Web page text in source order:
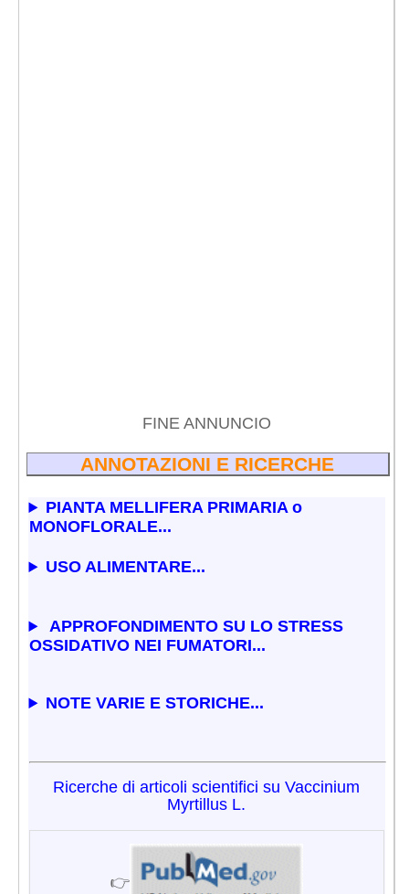
FINE ANNUNCIO
ANNOTAZIONI E RICERCHE
PIANTA MELLIFERA PRIMARIA o
MONOFLORALE...
USO ALIMENTARE...
APPROFONDIMENTO SU LO STRESS
OSSIDATIVO NEI FUMATORI...
NOTE VARIE E STORICHE...
Ricerche di articoli scientifici su Vaccinium
Myrtillus L.
👉